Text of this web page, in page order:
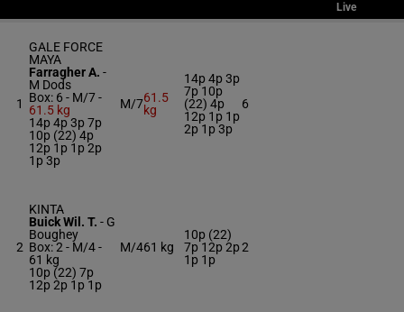
Live
1
GALE FORCE
MAYA
Farragher A. -
M Dods
Box: 6 - M/7 -
61.5 kg
14p 4p 3p 7p
10p (22) 4p
12p 1p 1p 2p
1p 3p
M/761.5
kg
14p 4p 3p
7p 10p
(22) 4p
12p 1p 1p
2p 1p 3p
6
2
KINTA
Buick Wil. T. - G
Boughey
Box: 2 - M/4 -
61 kg
10p (22) 7p
12p 2p 1p 1p
M/461 kg
10p (22)
7p 12p 2p
1p 1p
2